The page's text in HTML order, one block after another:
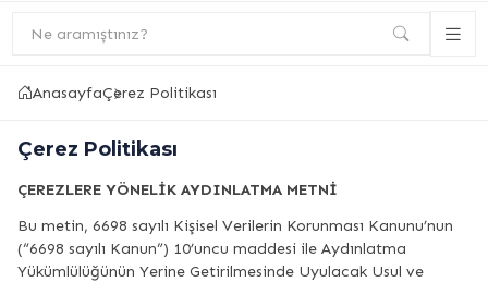
Ne aramıştınız?
AnasayfaÇerez Politikası
Çerez Politikası
ÇEREZLERE YÖNELİK AYDINLATMA METNİ
Bu metin, 6698 sayılı Kişisel Verilerin Korunması Kanunu’nun
(“6698 sayılı Kanun”) 10’uncu maddesi ile Aydınlatma
Yükümlülüğünün Yerine Getirilmesinde Uyulacak Usul ve